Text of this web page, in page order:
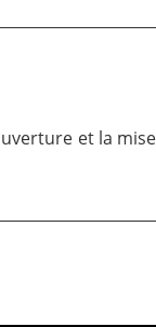
et la mise